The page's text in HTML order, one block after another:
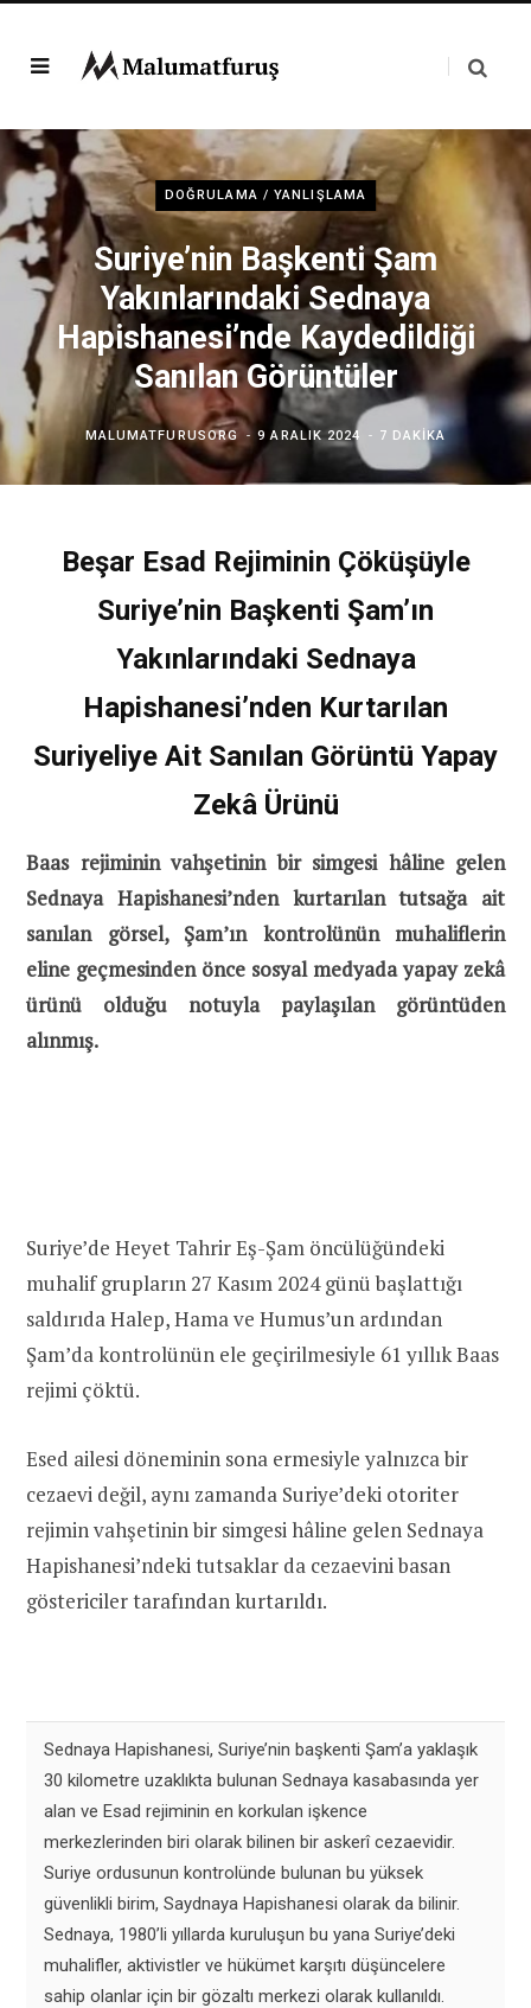
DOĞRULAMA / YANLIŞLAMA
Suriye’nin Başkenti Şam
Yakınlarındaki Sednaya
Hapishanesi’nde Kaydedildiği
Sanılan Görüntüler
MALUMATFURUSORG 9 ARALIK 2024 7 DAKIKA
Beşar Esad Rejiminin Çöküşüyle
Suriye’nin Başkenti Şam’ın
Yakınlarındaki Sednaya
Hapishanesi’nden Kurtarılan
Suriyeliye Ait Sanılan Görüntü Yapay
Zekâ Ürünü
Baas rejiminin vahşetinin bir simgesi hâline gelen
Sednaya Hapishanesi’nden kurtarılan tutsağa ait
sanılan görsel, Şam’ın kontrolünün muhaliflerin
eline geçmesinden önce sosyal medyada yapay zekâ
ürünü olduğu notuyla paylaşılan görüntüden
alınmış.
Suriye’de Heyet Tahrir Eş-Şam öncülüğündeki
muhalif grupların 27 Kasım 2024 günü başlattığı
saldırıda Halep, Hama ve Humus’un ardından
Şam’da kontrolünün ele geçirilmesiyle 61 yıllık Baas
rejimi çöktü.
Esed ailesi döneminin sona ermesiyle yalnızca bir
cezaevi değil, aynı zamanda Suriye’deki otoriter
rejimin vahşetinin bir simgesi hâline gelen Sednaya
Hapishanesi’ndeki tutsaklar da cezaevini basan
göstericiler tarafından kurtarıldı.
Sednaya Hapishanesi, Suriye’nin başkenti Şam’a yaklaşık
30 kilometre uzaklıkta bulunan Sednaya kasabasında yer
alan ve Esad rejiminin en korkulan işkence
merkezlerinden biri olarak bilinen bir askerî cezaevidir.
Suriye ordusunun kontrolünde bulunan bu yüksek
güvenlikli birim, Saydnaya Hapishanesi olarak da bilinir.
Sednaya, 1980’li yıllarda kuruluşun bu yana Suriye’deki
muhalifler, aktivistler ve hükümet karşıtı düşüncelere
sahip olanlar için bir gözaltı merkezi olarak kullanıldı.